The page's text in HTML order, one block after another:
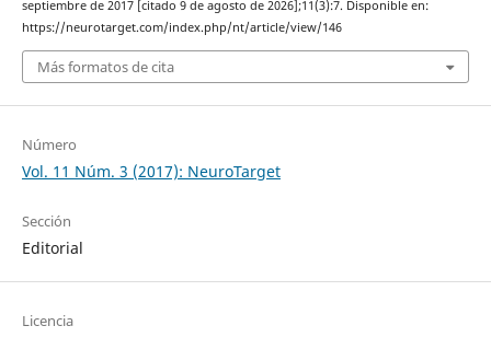
septiembre de 2017 [citado 9 de agosto de 2026];11(3):7. Disponible en:
https://neurotarget.com/index.php/nt/article/view/146
Más formatos de cita
Número
Vol. 11 Núm. 3 (2017): NeuroTarget
Sección
Editorial
Licencia